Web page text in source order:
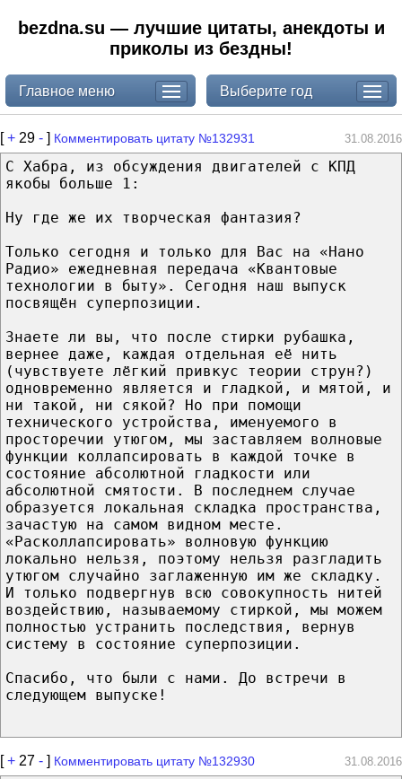
bezdna.su — лучшие цитаты, анекдоты и
приколы из бездны!
Главное меню Выберите год
[+ 29 - ] Комментировать цитату №132931 31.08.2016
С Хабра, из обсуждения двигателей с КПД
якобы больше 1:
Ну где же их творческая фантазия?
Только сегодня и только для Вас на «Нано
Радио» ежедневная передача «Квантовые
технологии в быту». Сегодня наш выпуск
посвящён суперпозиции.
Знаете ли вы, что после стирки рубашка,
вернее даже, каждая отдельная её нить
(чувствуете лёгкий привкус теории струн?)
одновременно является и гладкой, и мятой, и
ни такой, ни сякой? Но при помощи
технического устройства, именуемого в
просторечии утюгом, мы заставляем волновые
функции коллапсировать в каждой точке в
состояние абсолютной гладкости или
абсолютной смятости. В последнем случае
образуется локальная складка пространства,
зачастую на самом видном месте.
«Расколлапсировать» волновую функцию
локально нельзя, поэтому нельзя разгладить
утюгом случайно заглаженную им же складку.
И только подвергнув всю совокупность нитей
воздействию, называемому стиркой, мы можем
полностью устранить последствия, вернув
систему в состояние суперпозиции.
Спасибо, что были с нами. До встречи в
следующем выпуске!
[+ 27 - ] Комментировать цитату №132930 31.08.2016